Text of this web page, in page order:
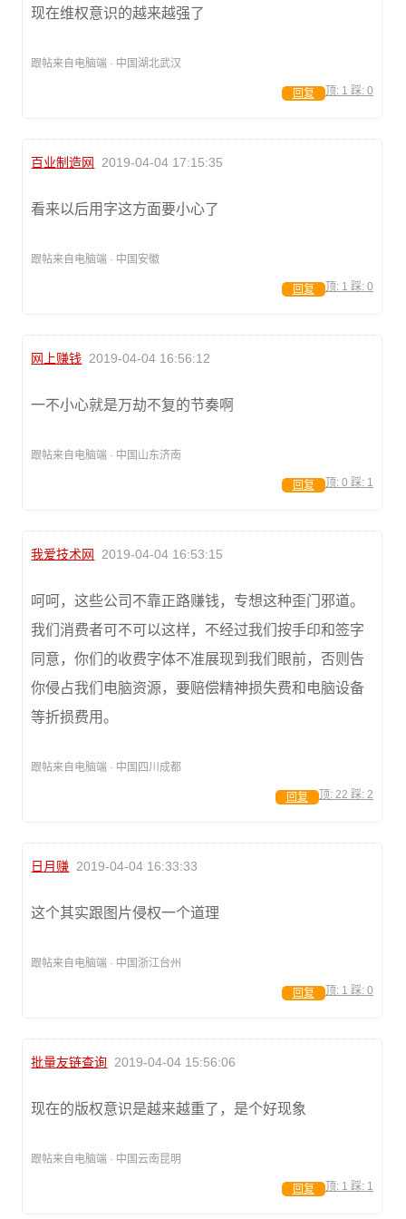
现在维权意识的越来越强了
跟帖来自电脑端 · 中国湖北武汉
顶: 1 踩: 0
回复
百业制造网 2019-04-04 17:15:35
看来以后用字这方面要小心了
跟帖来自电脑端 · 中国安徽
顶: 1 踩: 0
回复
网上赚钱 2019-04-04 16:56:12
一不小心就是万劫不复的节奏啊
跟帖来自电脑端 · 中国山东济南
顶: 0 踩: 1
回复
我爱技术网 2019-04-04 16:53:15
呵呵，这些公司不靠正路赚钱，专想这种歪门邪道。
我们消费者可不可以这样，不经过我们按手印和签字
同意，你们的收费字体不准展现到我们眼前，否则告
你侵占我们电脑资源，要赔偿精神损失费和电脑设备
等折损费用。
跟帖来自电脑端 · 中国四川成都
顶: 22 踩: 2
回复
日月赚 2019-04-04 16:33:33
这个其实跟图片侵权一个道理
跟帖来自电脑端 · 中国浙江台州
顶: 1 踩: 0
回复
批量友链查询 2019-04-04 15:56:06
现在的版权意识是越来越重了，是个好现象
跟帖来自电脑端 · 中国云南昆明
顶: 1 踩: 1
回复